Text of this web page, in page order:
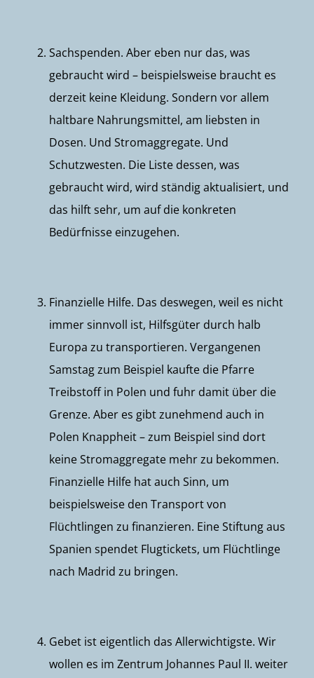
Sachspenden. Aber eben nur das, was
gebraucht wird – beispielsweise braucht es
derzeit keine Kleidung. Sondern vor allem
haltbare Nahrungsmittel, am liebsten in
Dosen. Und Stromaggregate. Und
Schutzwesten. Die Liste dessen, was
gebraucht wird, wird ständig aktualisiert, und
das hilft sehr, um auf die konkreten
Bedürfnisse einzugehen.
Finanzielle Hilfe. Das deswegen, weil es nicht
immer sinnvoll ist, Hilfsgüter durch halb
Europa zu transportieren. Vergangenen
Samstag zum Beispiel kaufte die Pfarre
Treibstoff in Polen und fuhr damit über die
Grenze. Aber es gibt zunehmend auch in
Polen Knappheit – zum Beispiel sind dort
keine Stromaggregate mehr zu bekommen.
Finanzielle Hilfe hat auch Sinn, um
beispielsweise den Transport von
Flüchtlingen zu finanzieren. Eine Stiftung aus
Spanien spendet Flugtickets, um Flüchtlinge
nach Madrid zu bringen.
Gebet ist eigentlich das Allerwichtigste. Wir
wollen es im Zentrum Johannes Paul II. weiter